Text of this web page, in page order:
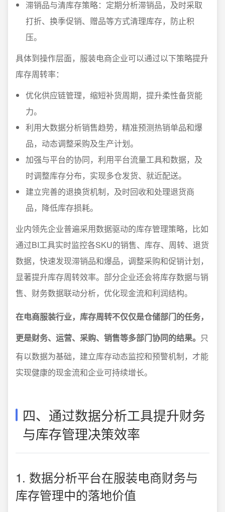
滞销品与清库存策略：定期分析滞销品，及时采取
打折、换季促销、赠品等方式清理库存，防止积
压。
具体到操作层面，服装电商企业可以通过以下策略提升
库存周转率：
优化供应链管理，缩短补货周期，提升柔性备货能
力。
利用大数据分析销售趋势，精准预测热销单品和爆
品，动态调整采购及生产计划。
加强与平台的协同，利用平台流量工具和数据，及
时调整库存分布，实现多仓发货、就近配送。
建立完善的退换货机制，及时回收和处理退货商
品，降低库存损耗。
业内领先企业普遍采用数据驱动的库存管理策略，比如
通过BI工具实时监控各SKU的销售、库存、周转、退货
数据，快速发现滞销品和爆品，调整采购和促销计划，
显著提升库存周转效率。部分企业还会将库存数据与销
售、财务数据联动分析，优化现金流和利润结构。
在电商服装行业，库存周转不仅仅是仓储部门的任务，
更是财务、运营、采购、销售等多部门协同的结果。 只
有以数据为基础，建立库存动态监控和预警机制，才能
实现健康的现金流和企业可持续增长。
四、通过数据分析工具提升财务
与库存管理决策效率
1. 数据分析平台在服装电商财务与
库存管理中的落地价值